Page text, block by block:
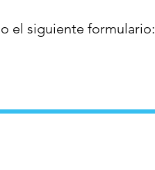
el siguiente formulario: